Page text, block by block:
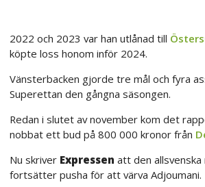
2022 och 2023 var han utlånad till
köpte loss honom inför 2024.
Vänsterbacken gjorde tre mål och fyra
Superettan den gångna säsongen.
Redan i slutet av november kom det
nobbat ett bud på 800 000 kronor från
Nu skriver Expressen att den allsvenska
fortsätter pusha för att värva Adjoumani.